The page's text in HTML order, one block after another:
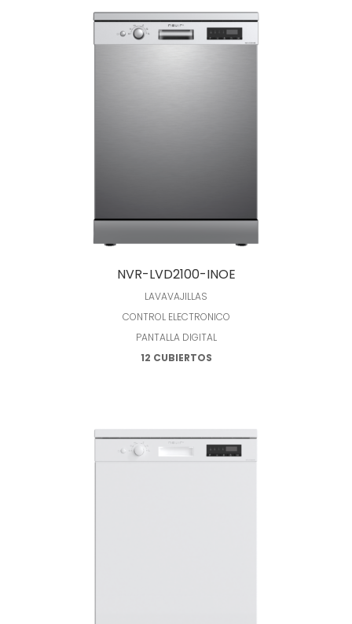
NVR-LVD2100-INOE
LAVAVAJILLAS
CONTROL ELECTRONICO
PANTALLA DIGITAL
12 CUBIERTOS